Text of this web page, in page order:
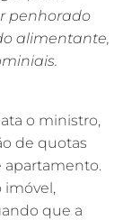
penhorado
alimentante,
o ministro,
de quotas
apartamento.
imóvel,
que a